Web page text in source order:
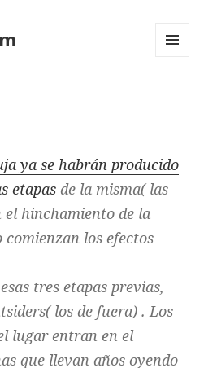
ya se habrán producido
etapas de la misma( las
el hinchamiento de la
los efectos
tres etapas previas,
los de fuera) . Los
lugar entran en el
que llevan años oyendo